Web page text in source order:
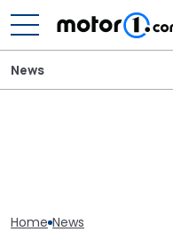
News
Home News